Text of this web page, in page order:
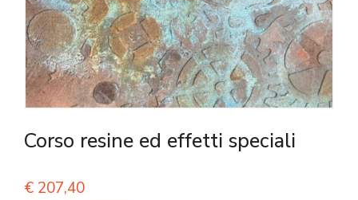
Corso resine ed effetti speciali
€ 207,40